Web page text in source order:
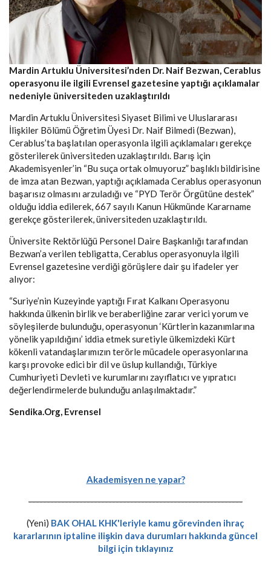
Mardin Artuklu Üniversitesi’nden Dr. Naif Bezwan, Cerablus
operasyonu ile ilgili Evrensel gazetesine yaptığı açıklamalar
nedeniyle üniversiteden uzaklaştırıldı
Mardin Artuklu Üniversitesi Siyaset Bilimi ve Uluslararası
İlişkiler Bölümü Öğretim Üyesi Dr. Naif Bilmedi (Bezwan),
Cerablus’ta başlatılan operasyonla ilgili açıklamaları gerekçe
gösterilerek üniversiteden uzaklaştırıldı. Barış için
Akademisyenler’in “Bu suça ortak olmuyoruz” başlıklı bildirisine
de imza atan Bezwan, yaptığı açıklamada Cerablus operasyonun
başarısız olmasını arzuladığı ve “PYD Terör Örgütüne destek”
olduğu iddia edilerek, 667 sayılı Kanun Hükmünde Kararname
gerekçe gösterilerek, üniversiteden uzaklaştırıldı.
Üniversite Rektörlüğü Personel Daire Başkanlığı tarafından
Bezwan’a verilen tebligatta, Cerablus operasyonuyla ilgili
Evrensel gazetesine verdiği görüşlere dair şu ifadeler yer
alıyor:
“Suriye’nin Kuzeyinde yaptığı Fırat Kalkanı Operasyonu
hakkında ülkenin birlik ve beraberliğine zarar verici yorum ve
söyleşilerde bulunduğu, operasyonun ‘Kürtlerin kazanımlarına
yönelik yapıldığını’ iddia etmek suretiyle ülkemizdeki Kürt
kökenli vatandaşlarımızın terörle mücadele operasyonlarına
karşı provoke edici bir dil ve üslup kullandığı, Türkiye
Cumhuriyeti Devleti ve kurumlarını zayıflatıcı ve yıpratıcı
değerlendirmelerde bulunduğu anlaşılmaktadır.”
Sendika.Org, Evrensel
Akademisyen ne yapar?
-----------------------------------------------------------
(Yeni) BAK OHAL KHK'leriyle kamu görevinden ihraç
kararlarının iptaline ilişkin dava durumları hakkında güncel
bilgi için tıklayınız